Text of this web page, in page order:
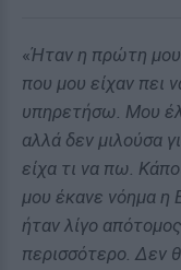
«Ήταν η πρώτη
που μου είχαν πει
υπηρετήσω. Μου
αλλά δεν μιλούσα
είχα τι να πω.
μου έκανε νόημα η
ήταν λίγο
περισσότερο. Δεν